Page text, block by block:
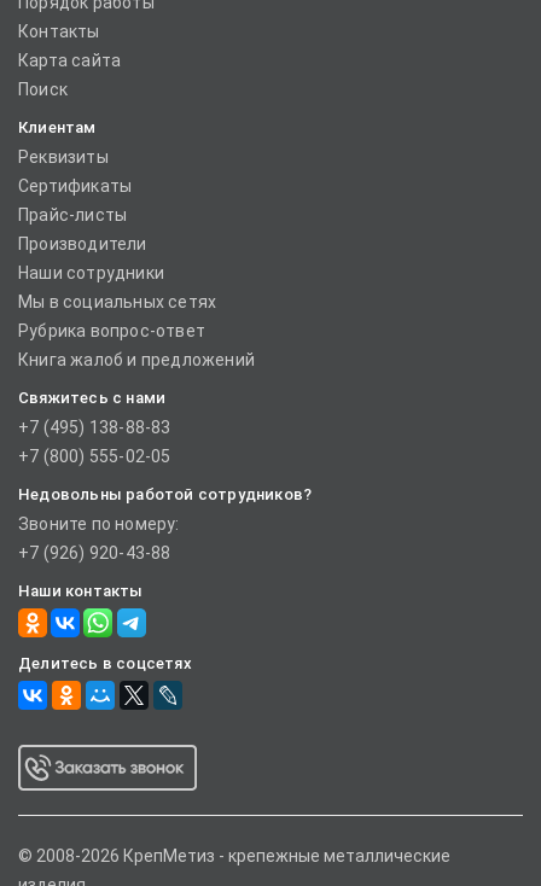
Контакты
Карта сайта
Поиск
Клиентам
Реквизиты
Сертификаты
Прайс-листы
Производители
Наши сотрудники
Мы в социальных сетях
Рубрика вопрос-ответ
Книга жалоб и предложений
Свяжитесь с нами
+7 (495) 138-88-83
+7 (800) 555-02-05
Недовольны работой сотрудников?
Звоните по номеру:
+7 (926) 920-43-88
Наши контакты
Делитесь в соцсетях
© 2008-2026 КрепМетиз - крепежные металлические